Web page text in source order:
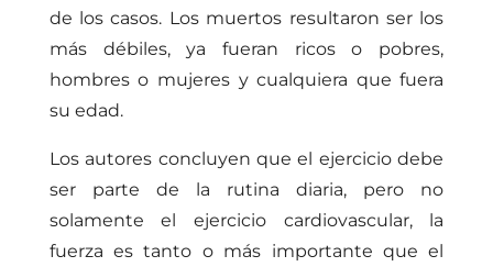
de los casos. Los muertos resultaron ser los
más débiles, ya fueran ricos o pobres,
hombres o mujeres y cualquiera que fuera
su edad.
Los autores concluyen que el ejercicio debe
ser parte de la rutina diaria, pero no
solamente el ejercicio cardiovascular, la
fuerza es tanto o más importante que el